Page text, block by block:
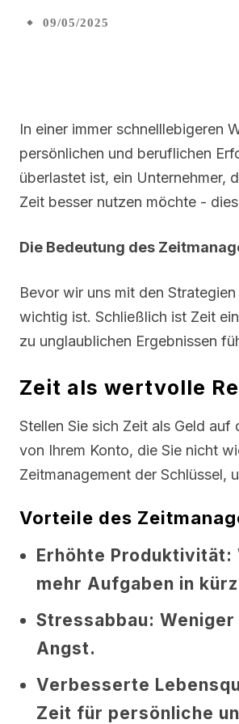
09/05/2025
In einer immer schnelllebigeren
persönlichen und beruflichen
überlastet ist, ein Unternehmer,
Zeit besser nutzen möchte -
Die Bedeutung des
Bevor wir uns mit den
wichtig ist. Schließlich ist Zeit
zu unglaublichen Ergebnissen
Zeit als wertvolle
Stellen Sie sich Zeit als Geld
von Ihrem Konto, die Sie nicht
Zeitmanagement der Schlüssel,
Vorteile des
Erhöhte Produktivität:
mehr Aufgaben in
Stressabbau:
Angst.
Verbesserte
Zeit für persönliche